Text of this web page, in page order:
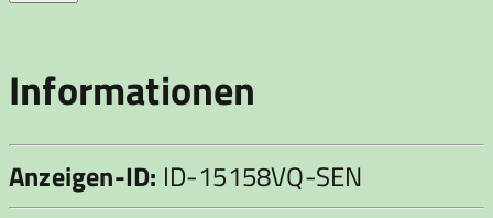
Informationen
Anzeigen-ID: ID-15158VQ-SEN